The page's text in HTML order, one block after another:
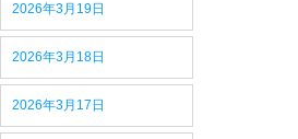
2026年3月19日
2026年3月18日
2026年3月17日